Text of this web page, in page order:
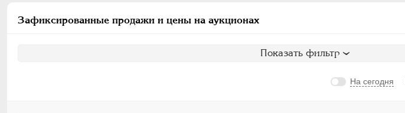
Зафиксированные продажи и цены на аукционах
Показать фильтр
На сегодня